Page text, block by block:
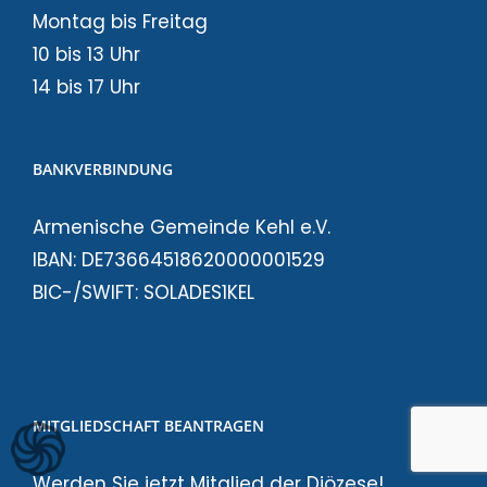
Montag bis Freitag
10 bis 13 Uhr
14 bis 17 Uhr
BANKVERBINDUNG
Armenische Gemeinde Kehl e.V.
IBAN: DE73664518620000001529
BIC-/SWIFT: SOLADES1KEL
MITGLIEDSCHAFT BEANTRAGEN